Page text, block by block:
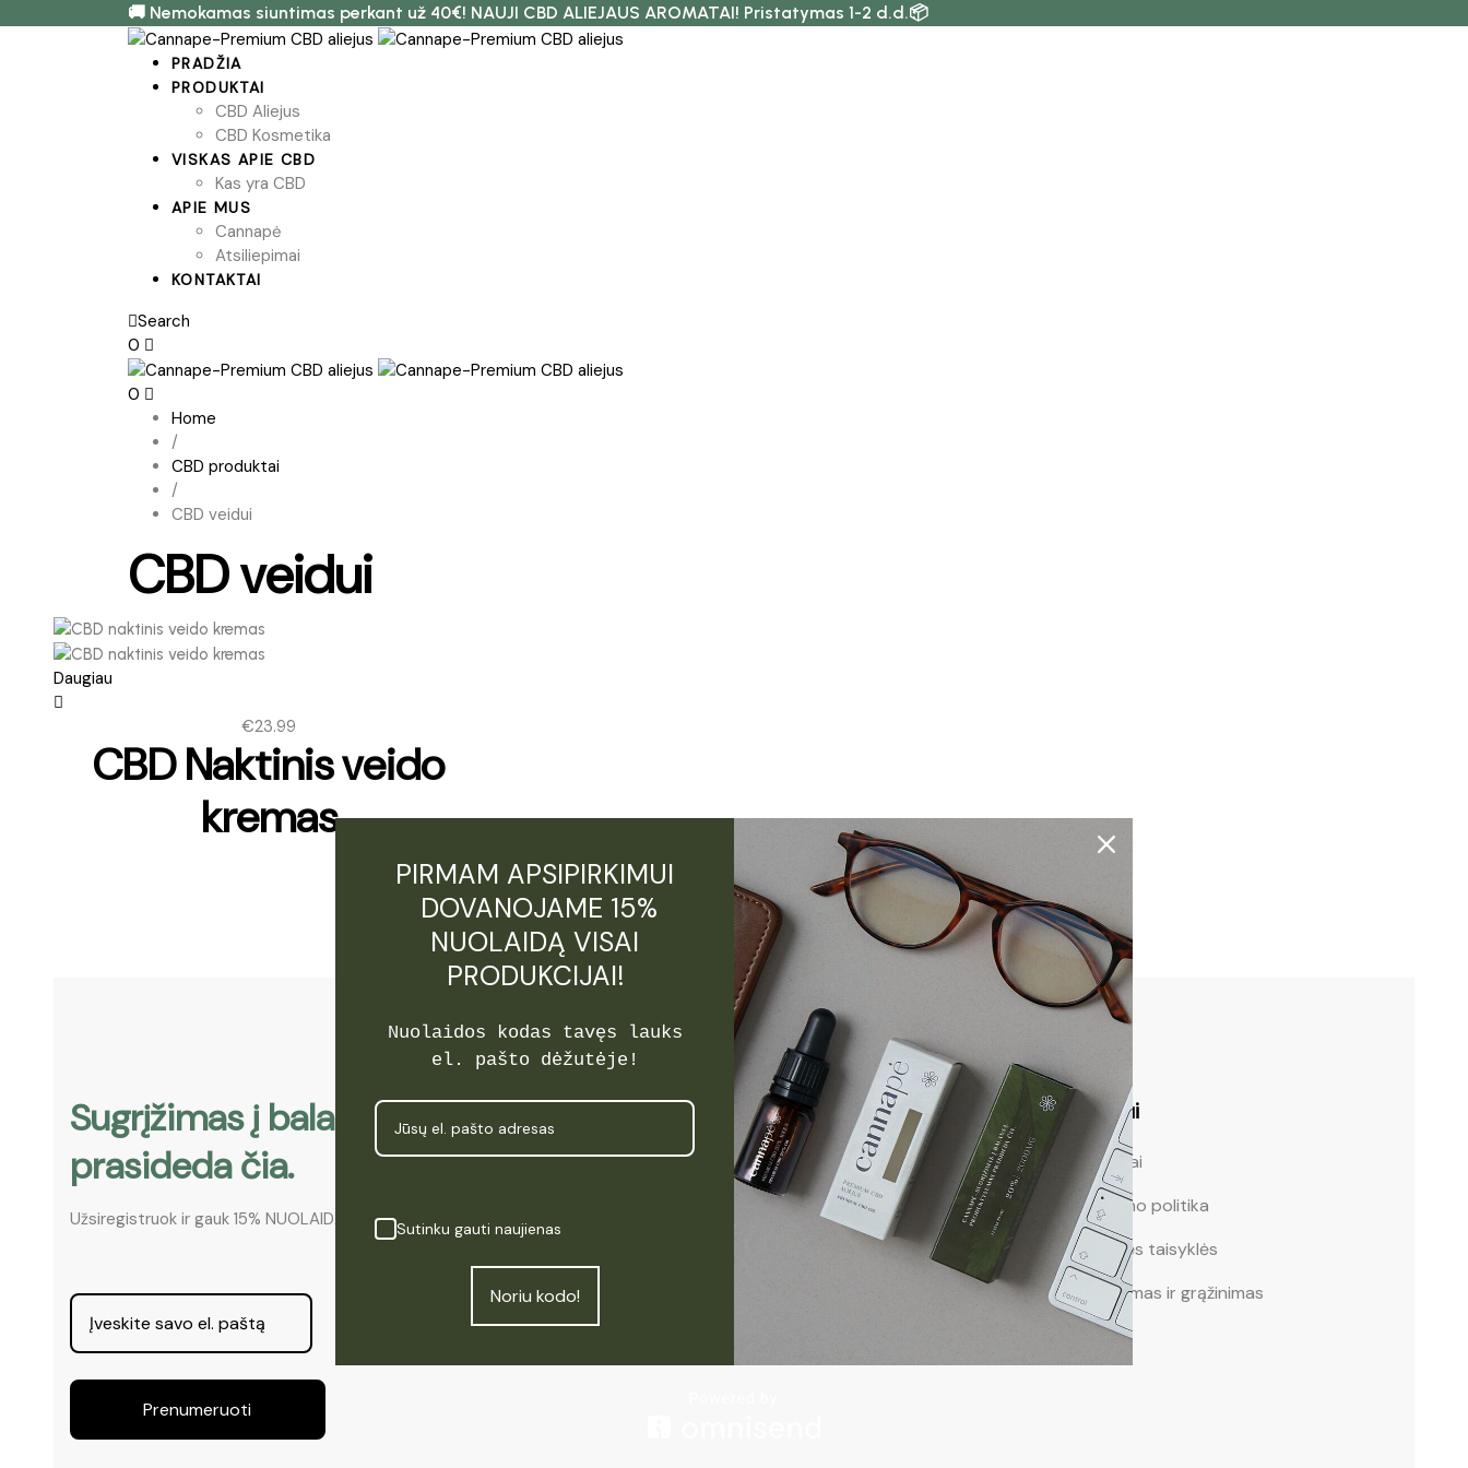
🚚 Nemokamas siuntimas perkant už 40€! NAUJI CBD ALIEJAUS AROMATAI! Pristatymas 1-2 d.d.📦
PRADŽIA
PRODUKTAI
CBD Aliejus
CBD Kosmetika
VISKAS APIE CBD
Kas yra CBD
APIE MUS
Cannapė
Atsiliepimai
KONTAKTAI
Search
0
0
Home
/
CBD produktai
/
CBD veidui
CBD veidui
Daugiau
€23.99
CBD Naktinis veido
kremas
Įvertinimas:
5.00iš 5
Sugrįžimas į balansą. Produktyvumas
prasideda čia.
Užsiregistruok ir gauk 15% NUOLAIDĄ!
Prenumeruoti
Meniu
Pradžia
Produktai
Kas yra CBD
Pirkėjui
Kontaktai
Privatumo politika
Svetainės taisyklės
Pristatymas ir grąžinimas
PIRMAM APSIPIRKIMUI
DOVANOJAME 15%
NUOLAIDĄ VISAI
PRODUKCIJAI!
Nuolaidos kodas tavęs lauks
el. pašto dėžutėje!
Sutinku gauti naujienas
Noriu kodo!